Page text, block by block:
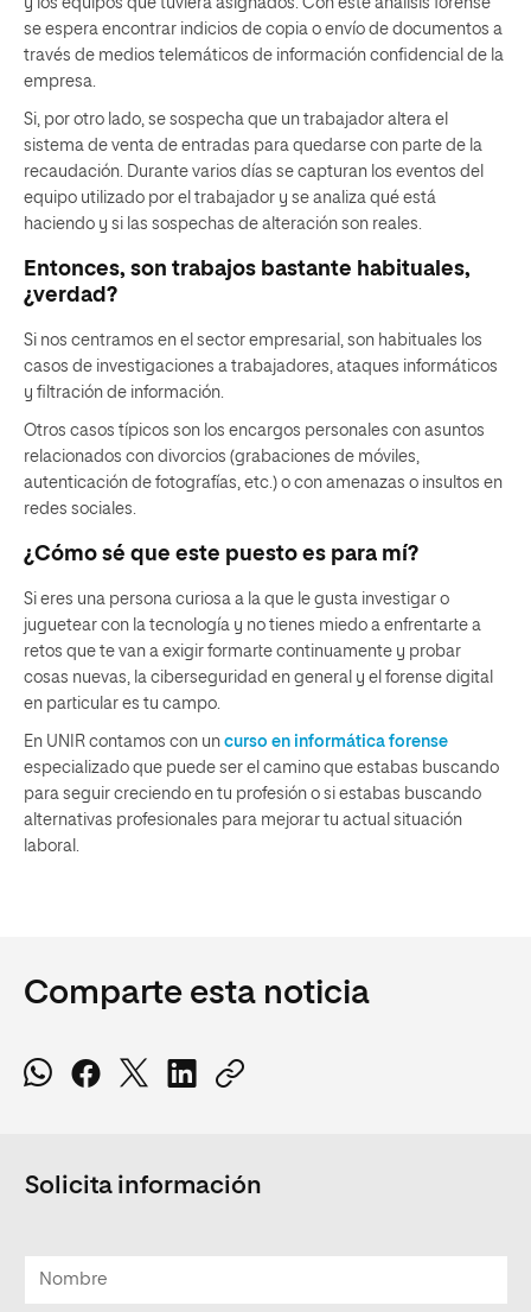
se espera encontrar indicios de copia o envío de documentos a
través de medios telemáticos de información confidencial de la
empresa.
Si, por otro lado, se sospecha que un trabajador altera el
sistema de venta de entradas para quedarse con parte de la
recaudación. Durante varios días se capturan los eventos del
equipo utilizado por el trabajador y se analiza qué está
haciendo y si las sospechas de alteración son reales.
Entonces, son trabajos bastante habituales,
¿verdad?
Si nos centramos en el sector empresarial, son habituales los
casos de investigaciones a trabajadores, ataques informáticos
y filtración de información.
Otros casos típicos son los encargos personales con asuntos
relacionados con divorcios (grabaciones de móviles,
autenticación de fotografías, etc.) o con amenazas o insultos en
redes sociales.
¿Cómo sé que este puesto es para mí?
Si eres una persona curiosa a la que le gusta investigar o
juguetear con la tecnología y no tienes miedo a enfrentarte a
retos que te van a exigir formarte continuamente y probar
cosas nuevas, la ciberseguridad en general y el forense digital
en particular es tu campo.
En UNIR contamos con un curso en informática forense
especializado que puede ser el camino que estabas buscando
para seguir creciendo en tu profesión o si estabas buscando
alternativas profesionales para mejorar tu actual situación
laboral.
Comparte esta noticia
Solicita información